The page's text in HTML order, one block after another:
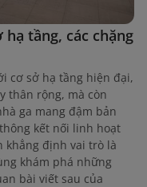
tầng, các chặng
cơ sở hạ tầng hiện đại,
thân rộng, mà còn
ga mang đậm bản
kết nối linh hoạt
khẳng định vai trò là
khám phá những
bài viết sau của